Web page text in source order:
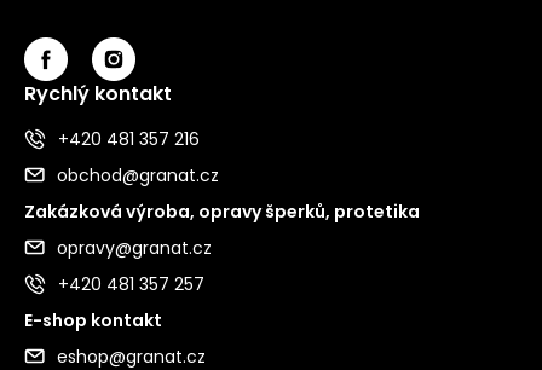
Rychlý kontakt
+420 481 357 216
obchod@granat.cz
Zakázková výroba, opravy šperků, protetika
opravy@granat.cz
+420 481 357 257
E-shop kontakt
eshop@granat.cz